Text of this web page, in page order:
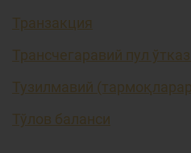
Транзакция
Трансчегаравий пул
Тузилмавий
Тўлов баланси